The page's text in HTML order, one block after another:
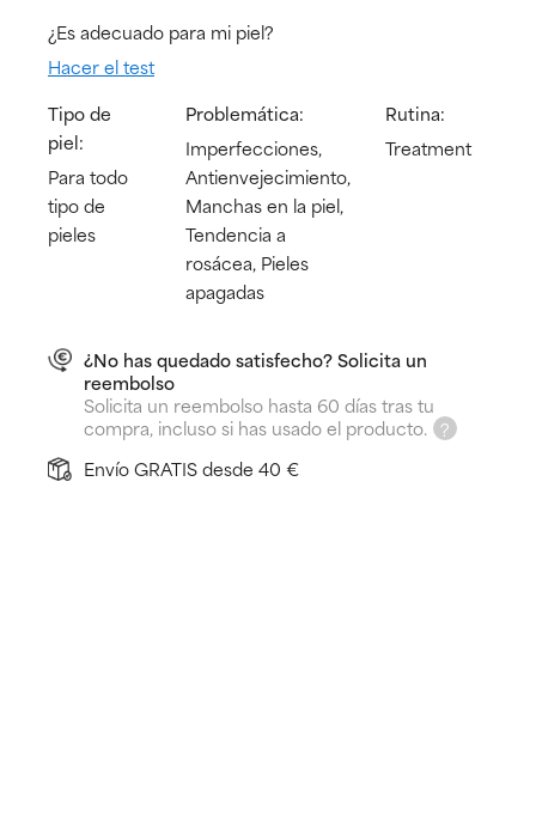
¿Es adecuado para mi piel?
Hacer el test
Tipo de
piel:
Para todo
tipo de
pieles
Problemática:
Imperfecciones,
Antienvejecimiento,
Manchas en la piel,
Tendencia a
rosácea, Pieles
apagadas
Rutina:
Treatment
¿No has quedado satisfecho? Solicita un
reembolso
Solicita un reembolso hasta 60 días tras tu
compra, incluso si has usado el producto.
Envío GRATIS desde 40 €